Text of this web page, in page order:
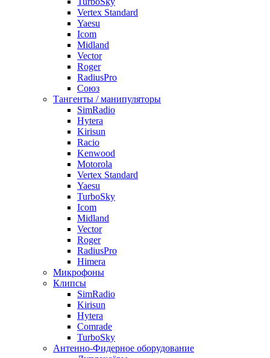
Vertex Standard
Yaesu
Icom
Midland
Vector
Roger
RadiusPro
Союз
Тангенты / манипуляторы
SimRadio
Hytera
Kirisun
Racio
Kenwood
Motorola
Vertex Standard
Yaesu
TurboSky
Icom
Midland
Vector
Roger
RadiusPro
Himera
Микрофоны
Клипсы
SimRadio
Kirisun
Hytera
Comrade
TurboSky
Антенно-Фидерное оборудование